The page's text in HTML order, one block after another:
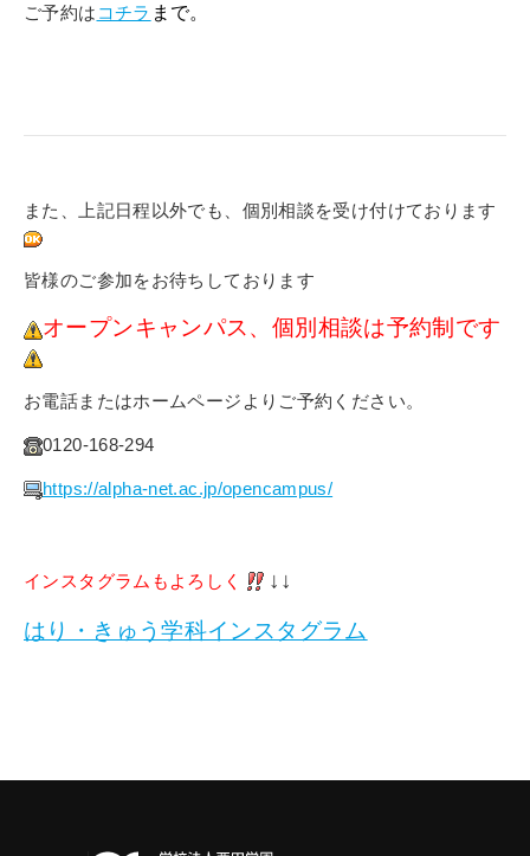
ご予約は コチラ まで。
また、上記日程以外でも、個別相談を受け付けております
皆様のご参加をお待ちしております
オープンキャンパス、個別相談は予約制です
お電話またはホームページよりご予約ください。
0120-168-294
https://alpha-net.ac.jp/opencampus/
インスタグラムもよろしく ↓↓
はり・きゅう学科インスタグラム